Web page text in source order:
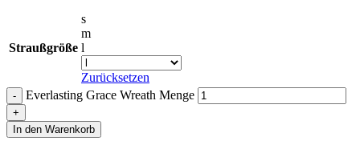
Straußgröße
s
m
l
Zurücksetzen
Everlasting Grace Wreath Menge
In den Warenkorb